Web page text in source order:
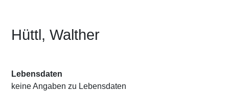
Hüttl, Walther
Lebensdaten
keine Angaben zu Lebensdaten